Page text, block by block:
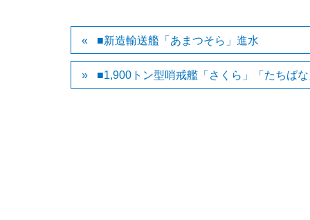
■新造輸送艦「あまつそら」進水
■1,900トン型哨戒艦「さくら」「たちば